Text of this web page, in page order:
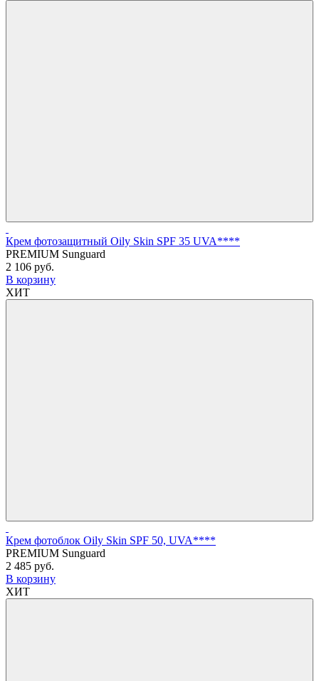
Крем фотозащитный Оily Skin SPF 35 UVA****
PREMIUM Sunguard
2 106 руб.
В корзину
ХИТ
Крем фотоблок Оily Skin SPF 50, UVA****
PREMIUM Sunguard
2 485 руб.
В корзину
ХИТ